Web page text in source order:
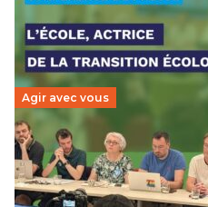
Agir avec vous
Transition écologique de
Éducation fait bouger les
30 juin 2026-National